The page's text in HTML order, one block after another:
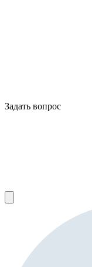
Задать вопрос